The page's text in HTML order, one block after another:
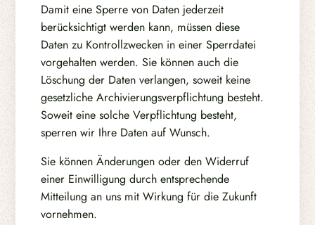
Damit eine Sperre von Daten jederzeit
berücksichtigt werden kann, müssen diese
Daten zu Kontrollzwecken in einer Sperrdatei
vorgehalten werden. Sie können auch die
Löschung der Daten verlangen, soweit keine
gesetzliche Archivierungsverpflichtung besteht.
Soweit eine solche Verpflichtung besteht,
sperren wir Ihre Daten auf Wunsch.
Sie können Änderungen oder den Widerruf
einer Einwilligung durch entsprechende
Mitteilung an uns mit Wirkung für die Zukunft
vornehmen.